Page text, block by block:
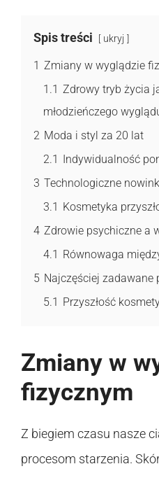
Spis treści ukryj
1 Zmiany w wyglądzie
1.1 Zdrowy tryb życia
młodzieńczego
2 Moda i styl za 20 lat
2.1 Indywidualność
3 Technologiczne
3.1 Kosmetyka
4 Zdrowie psychiczne a
4.1 Równowaga
5 Najczęściej zadawane
5.1 Przyszłość
Zmiany w
fizycznym
Z biegiem czasu nasze
procesom starzenia.